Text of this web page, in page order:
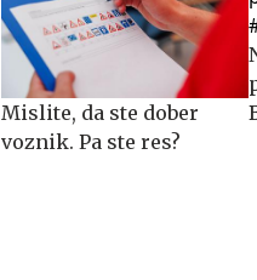
Mislite, da ste dober
voznik. Pa ste res?